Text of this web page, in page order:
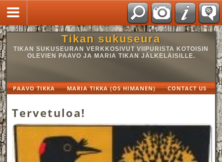
Tikan sukuseura
TIKAN SUKUSEURAN VERKKOSIVUT VIIPURISTA KOTOISIN
OLEVIEN PAAVO JA MARIA TIKAN JÄLKELÄISILLE.
PAAVO TIKKA MARIA TIKKA (OS HIMANEN) CONTACT US
Tervetuloa!